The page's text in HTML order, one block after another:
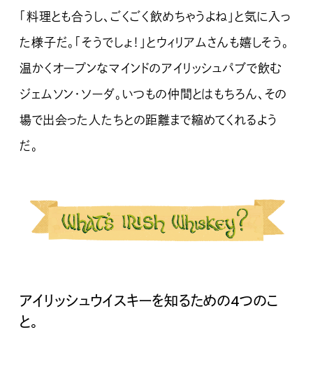
「料理とも合うし、ごくごく飲めちゃうよね」と気に入っ
た様子だ。「そうでしょ！」とウィリアムさんも嬉しそう。
温かくオープンなマインドのアイリッシュパブで飲む
ジェムソン・ソーダ。いつもの仲間とはもちろん、その
場で出会った人たちとの距離まで縮めてくれるよう
だ。
アイリッシュウイスキーを知るための4つのこ
と。